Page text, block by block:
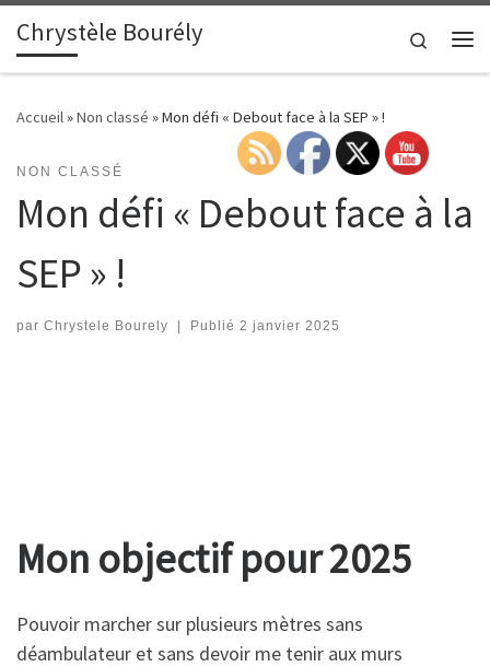
Passer au contenu
Chrystèle Bourély
Search
Accueil»Non classé »Mon défi « Debout face à la SEP » !
NON CLASSÉ
Mon défi « Debout face à la
SEP » !
par Chrystele Bourely | Publié 2 janvier 2025
Mon objectif pour 2025
Pouvoir marcher sur plusieurs mètres sans
déambulateur et sans devoir me tenir aux murs